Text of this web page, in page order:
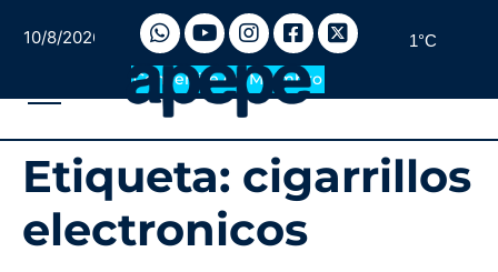
10/8/2026 1°C
Convertite en Miembro
Etiqueta: cigarrillos
electronicos